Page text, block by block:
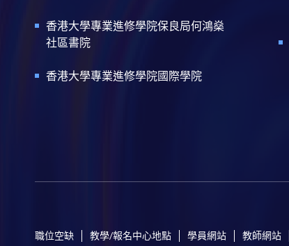
香港大學專業進修學院保良局何鴻燊
社區書院
香港大學專業進修學院國際學院
職位空缺 教學/報名中心地點 學員網站 教師網站